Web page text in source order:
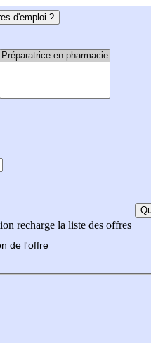
d'emploi ?
recharge la liste des offres
de l'offre